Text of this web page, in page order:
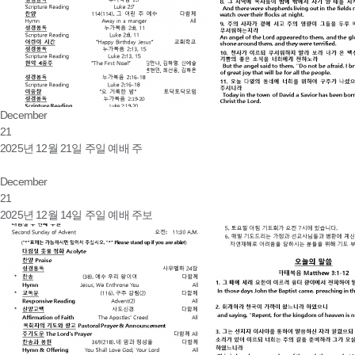
December
21
2025년 12월 21일 주일 예배 주
December
21
2025년 12월 14일 주일 예배 주보